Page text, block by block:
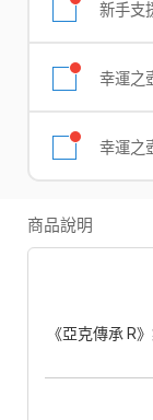
新手支
幸運之
幸運之
商品說明
《亞克傳承 R
後側方位置的